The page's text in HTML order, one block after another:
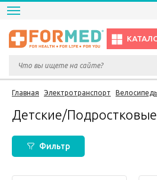
Главная Электротранспорт
Детские/Подростковые
Фильтр